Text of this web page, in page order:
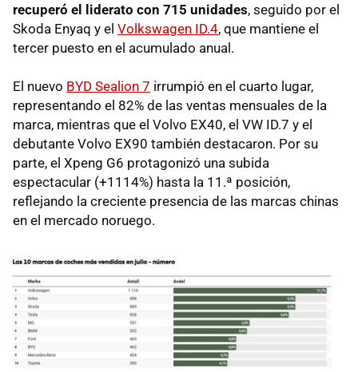
recuperó el liderato con 715 unidades, seguido por el
Skoda Enyaq y el Volkswagen ID.4, que mantiene el
tercer puesto en el acumulado anual.
El nuevo BYD Sealion 7 irrumpió en el cuarto lugar,
representando el 82% de las ventas mensuales de la
marca, mientras que el Volvo EX40, el VW ID.7 y el
debutante Volvo EX90 también destacaron. Por su
parte, el Xpeng G6 protagonizó una subida
espectacular (+1114%) hasta la 11.ª posición,
reflejando la creciente presencia de las marcas chinas
en el mercado noruego.